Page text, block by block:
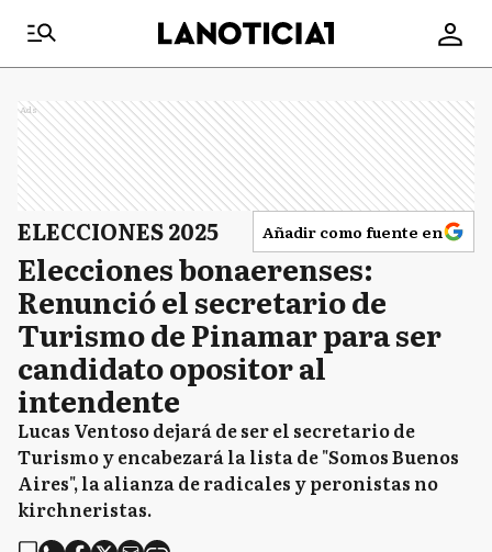
Ads
ELECCIONES 2025 Añadir como fuente en
Elecciones bonaerenses:
Renunció el secretario de
Turismo de Pinamar para ser
candidato opositor al
intendente
Lucas Ventoso dejará de ser el secretario de
Turismo y encabezará la lista de "Somos Buenos
Aires", la alianza de radicales y peronistas no
kirchneristas.